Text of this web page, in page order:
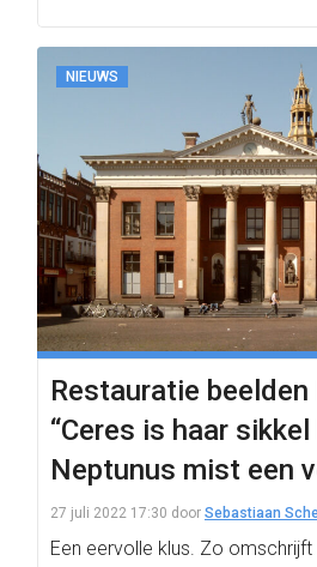
NIEUWS
Restauratie beelden
“Ceres is haar
Neptunus mist een
27 juli 2022 17:30 door Sebastiaan
Een eervolle klus. Zo